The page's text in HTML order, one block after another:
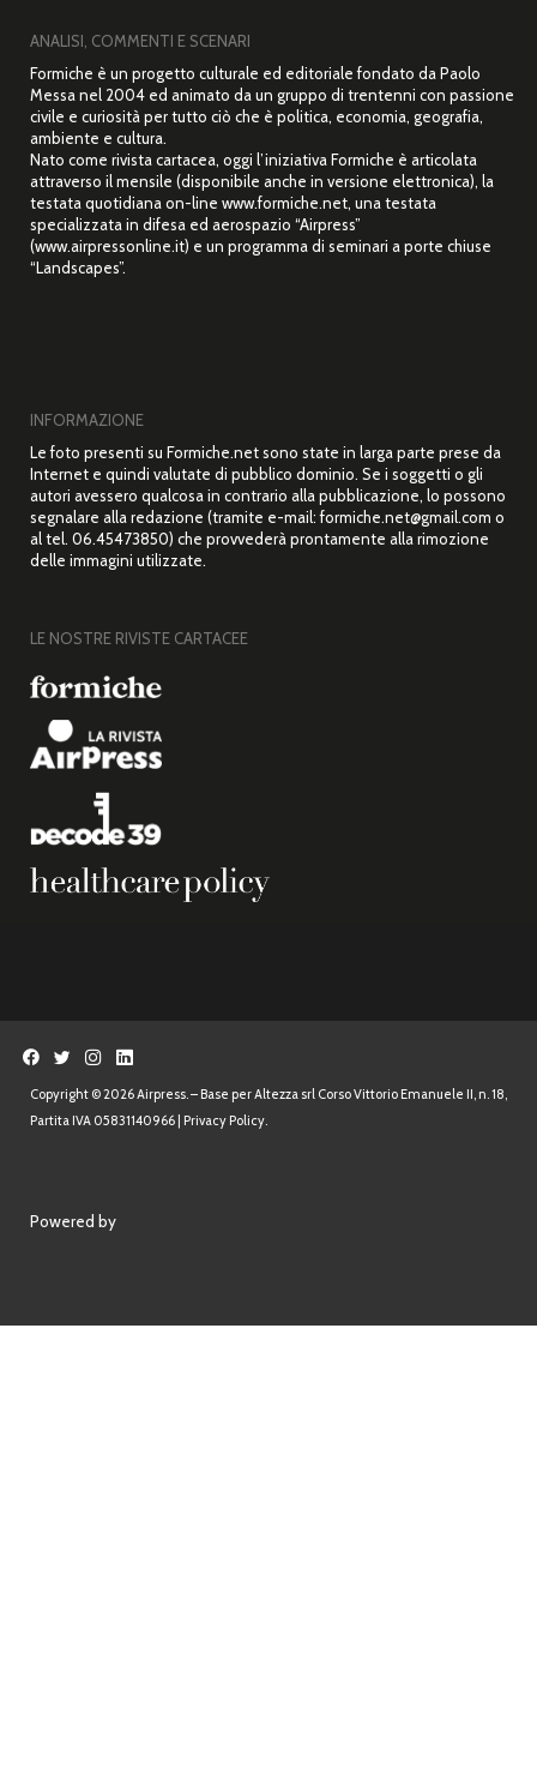
ANALISI, COMMENTI E SCENARI
Formiche è un progetto culturale ed editoriale fondato da Paolo
Messa nel 2004 ed animato da un gruppo di trentenni con passione
civile e curiosità per tutto ciò che è politica, economia, geografia,
ambiente e cultura.
Nato come rivista cartacea, oggi l’iniziativa Formiche è articolata
attraverso il mensile (disponibile anche in versione elettronica), la
testata quotidiana on-line www.formiche.net, una testata
specializzata in difesa ed aerospazio “Airpress”
(www.airpressonline.it) e un programma di seminari a porte chiuse
“Landscapes”.
INFORMAZIONE
Le foto presenti su Formiche.net sono state in larga parte prese da
Internet e quindi valutate di pubblico dominio. Se i soggetti o gli
autori avessero qualcosa in contrario alla pubblicazione, lo possono
segnalare alla redazione (tramite e-mail: formiche.net@gmail.com o
al tel. 06.45473850) che provvederà prontamente alla rimozione
delle immagini utilizzate.
LE NOSTRE RIVISTE CARTACEE
Copyright © 2026 Airpress. – Base per Altezza srl Corso Vittorio Emanuele II, n. 18,
Partita IVA 05831140966 | Privacy Policy.
Powered by